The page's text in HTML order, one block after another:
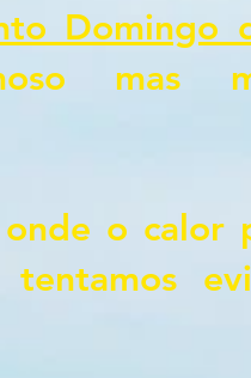
Domingo
mas
o calor